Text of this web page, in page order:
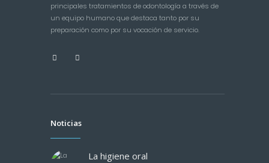
principales tratamientos de odontología a través de
un equipo humano que destaca tanto por su
preparación como por su vocación de servicio.
Noticias
La higiene oral